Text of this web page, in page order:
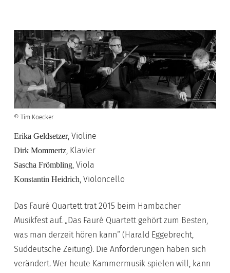
© Tim Koecker
Erika Geldsetzer, Violine
Dirk Mommertz, Klavier
Sascha Frömbling, Viola
Konstantin Heidrich, Violoncello
Das Fauré Quartett trat 2015 beim Hambacher
Musikfest auf. „Das Fauré Quartett gehört zum Besten,
was man derzeit hören kann“ (Harald Eggebrecht,
Süddeutsche Zeitung). Die Anforderungen haben sich
verändert. Wer heute Kammermusik spielen will, kann